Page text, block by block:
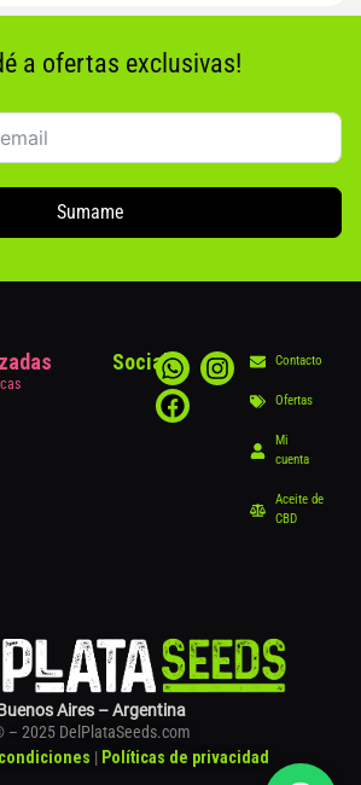
a ofertas exclusivas!
Sumame
Social Contacto
Ofertas
Mi
cuenta
Aceite de
CBD
Aires – Argentina
– 2025 DelPlataSeeds.com
| Políticas de privacidad